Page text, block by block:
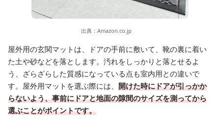
出典： Amazon.co.jp
屋外用の玄関マットは、ドアの手前に敷いて、靴の裏に着い
た土や砂などを落とします。汚れをしっかりと落とせるよ
う、ざらざらした質感になっている点も室内用との違いで
す。屋外用マットを選ぶ際には、 開けた時にドアが引っかか
らないよう、事前にドアと地面の隙間のサイズを測ってから
選ぶことがポイントです。